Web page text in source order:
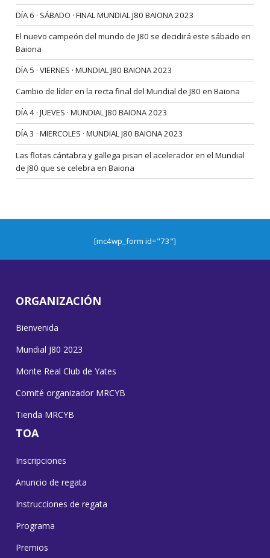
DÍA 6 · SÁBADO · FINAL MUNDIAL J80 BAIONA 2023
El nuevo campeón del mundo de J80 se decidirá este sábado en
Baiona
DÍA 5 · VIERNES · MUNDIAL J80 BAIONA 2023
Cambio de líder en la recta final del Mundial de J80 en Baiona
DÍA 4 · JUEVES · MUNDIAL J80 BAIONA 2023
DÍA 3 · MIERCOLES · MUNDIAL J80 BAIONA 2023
Las flotas cántabra y gallega pisan el acelerador en el Mundial
de J80 que se celebra en Baiona
[mc4wp_form id="73"]
ORGANIZACIÓN
Bienvenida
Mundial J80 2023
Monte Real Club de Yates
Comité organizador MRCYB
Tienda MRCYB
TOA
Inscripciones
Anuncio de regata
Instrucciones de regata
Programa
Premios